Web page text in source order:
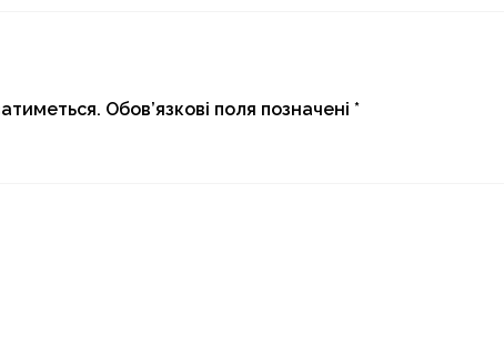
Обов’язкові поля позначені *